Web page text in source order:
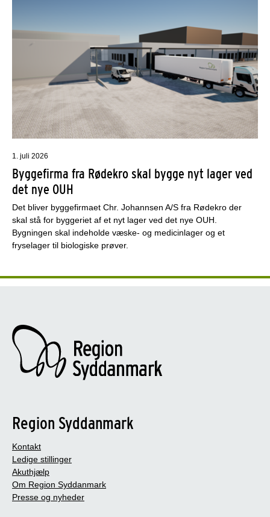
1. juli 2026
Byggefirma fra Rødekro skal bygge nyt lager ved
det nye OUH
Det bliver byggefirmaet Chr. Johannsen A/S fra Rødekro der
skal stå for byggeriet af et nyt lager ved det nye OUH.
Bygningen skal indeholde væske- og medicinlager og et
fryselager til biologiske prøver.
Region Syddanmark
Kontakt
Ledige stillinger
Akuthjælp
Om Region Syddanmark
Presse og nyheder